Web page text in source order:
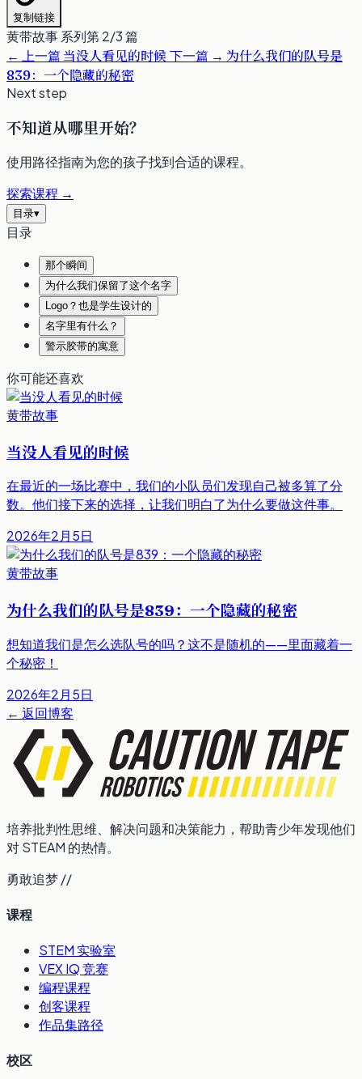
复制链接
黄带故事 系列第 2/3 篇
←
上一篇 当没人看见的时候 下一篇 → 为什么我们的队号是
839：一个隐藏的秘密
Next step
不知道从哪里开始？
使用路径指南为您的孩子找到合适的课程。
探索课程 →
目录▾
目录
那个瞬间
为什么我们保留了这个名字
Logo？也是学生设计的
名字里有什么？
警示胶带的寓意
你可能还喜欢
黄带故事
当没人看见的时候
在最近的一场比赛中，我们的小队员们发现自己被多算了分
数。他们接下来的选择，让我们明白了为什么要做这件事。
2026年2月5日
黄带故事
为什么我们的队号是839：一个隐藏的秘密
想知道我们是怎么选队号的吗？这不是随机的——里面藏着一
个秘密！
2026年2月5日
← 返回博客
培养批判性思维、解决问题和决策能力，帮助青少年发现他们
对 STEAM 的热情。
勇敢追梦 //
课程
STEM 实验室
VEX IQ 竞赛
编程课程
创客课程
作品集路径
校区